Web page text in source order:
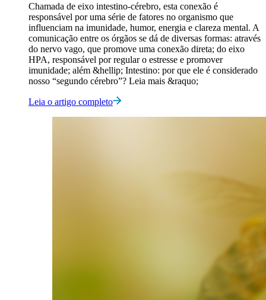
Chamada de eixo intestino-cérebro, esta conexão é
responsável por uma série de fatores no organismo que
influenciam na imunidade, humor, energia e clareza mental. A
comunicação entre os órgãos se dá de diversas formas: através
do nervo vago, que promove uma conexão direta; do eixo
HPA, responsável por regular o estresse e promover
imunidade; além &hellip; Intestino: por que ele é considerado
nosso “segundo cérebro”? Leia mais &raquo;
Leia o artigo completo